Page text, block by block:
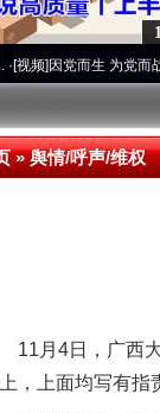
而生 为党而战——百年“
»舆情/呼声/维权
月4日，广西大
，上面均写有指